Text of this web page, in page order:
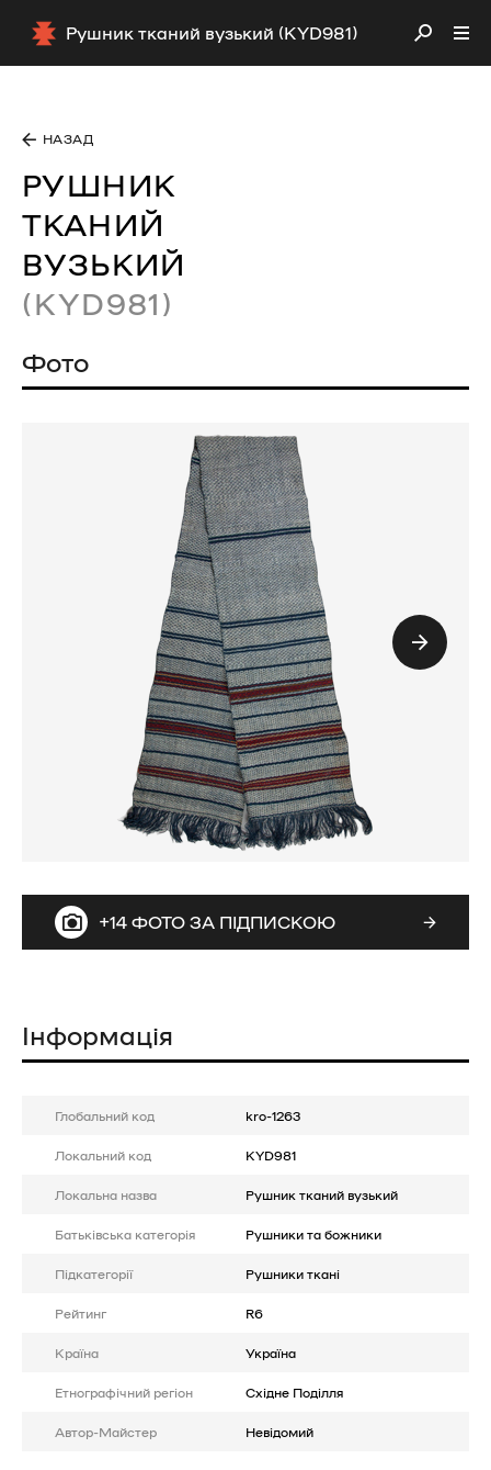
Рушник тканий вузький (KYD981)
НАЗАД
РУШНИК
ТКАНИЙ
ВУЗЬКИЙ
(KYD981)
Фото
+14 ФОТО ЗА ПІДПИСКОЮ
Інформація
Глобальний код kro-1263
Локальний код KYD981
Локальна назва Рушник тканий вузький
Батькiвська категорія Рушники та божники
Підкатегорії Рушники ткані
Рейтинг R6
Країна Україна
Етнографічний регіон Східне Поділля
Автор-Майстер Невідомий